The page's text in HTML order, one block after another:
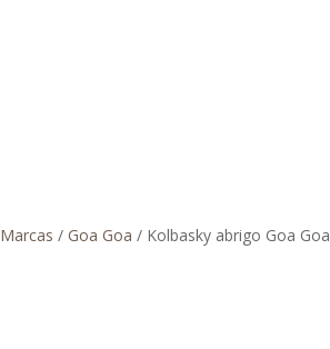
Marcas / Goa Goa / Kolbasky abrigo Goa Goa